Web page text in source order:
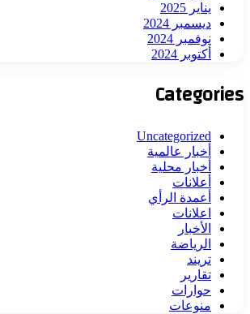
يناير 2025
ديسمبر 2024
نوفمبر 2024
أكتوبر 2024
Categories
Uncategorized
أخبار عالمية
أخبار محلية
أعلانات
أعمدة الرأي
اعلانات
الأخبار
الرياضة
تريند
تقارير
حوارات
منوعات